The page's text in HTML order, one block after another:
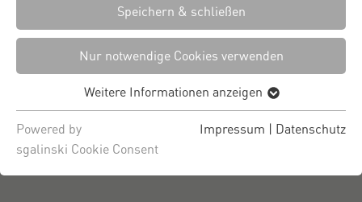
Speichern & schließen
Nur notwendige Cookies verwenden
Weitere Informationen anzeigen
Powered by
sgalinski Cookie Consent
Impressum | Datenschutz